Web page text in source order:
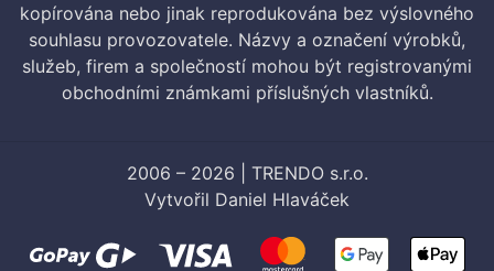
kopírována nebo jinak reprodukována bez výslovného
souhlasu provozovatele. Názvy a označení výrobků,
služeb, firem a společností mohou být registrovanými
obchodními známkami příslušných vlastníků.
2006 – 2026 | TRENDO s.r.o.
Vytvořil Daniel Hlaváček